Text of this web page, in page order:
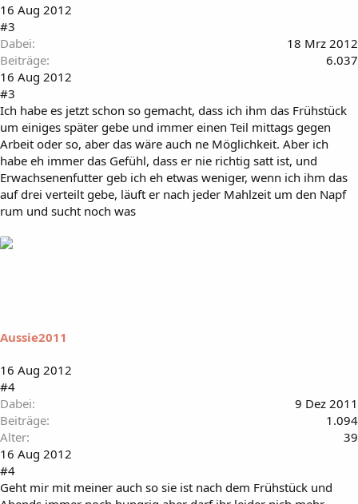
16 Aug 2012
#3
Dabei
18 Mrz 2012
Beiträge
6.037
16 Aug 2012
#3
Ich habe es jetzt schon so gemacht, dass ich ihm das Frühstück
um einiges später gebe und immer einen Teil mittags gegen
Arbeit oder so, aber das wäre auch ne Möglichkeit. Aber ich
habe eh immer das Gefühl, dass er nie richtig satt ist, und
Erwachsenenfutter geb ich eh etwas weniger, wenn ich ihm das
auf drei verteilt gebe, läuft er nach jeder Mahlzeit um den Napf
rum und sucht noch was
Aussie2011
16 Aug 2012
#4
Dabei
9 Dez 2011
Beiträge
1.094
Alter
39
16 Aug 2012
#4
Geht mir mit meiner auch so sie ist nach dem Frühstück und